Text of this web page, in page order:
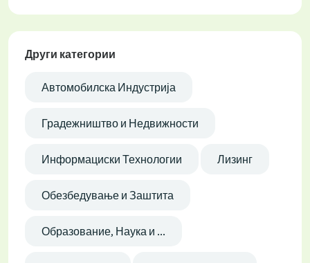
Други категории
Автомобилска Индустрија
Градежништво и Недвижности
Информациски Технологии Лизинг
Обезбедување и Заштита
Образование, Наука и ...